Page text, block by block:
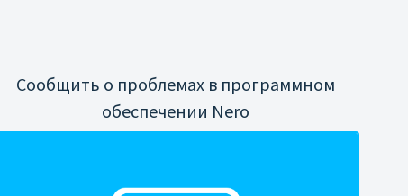
Сообщить о проблемах в программном
обеспечении Nero